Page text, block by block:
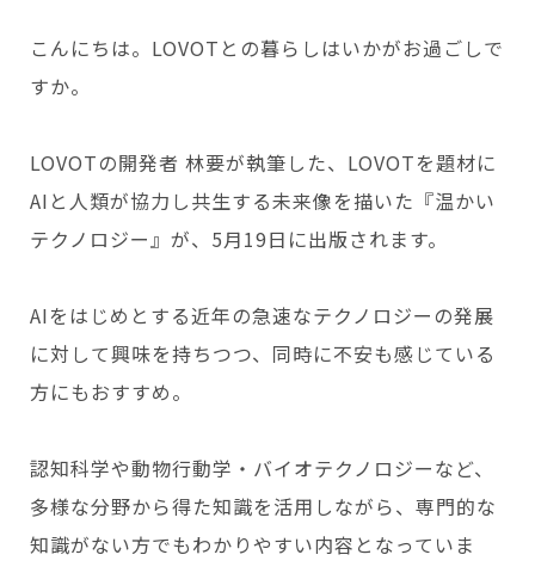
Copyright © GROOVE X, Inc.
こんにちは。LOVOTとの暮らしはいかがお過ごしで
すか。
LOVOTの開発者 林要が執筆した、LOVOTを題材に
AIと人類が協力し共生する未来像を描いた『温かい
テクノロジー』が、5月19日に出版されます。
AIをはじめとする近年の急速なテクノロジーの発展
に対して興味を持ちつつ、同時に不安も感じている
方にもおすすめ。
認知科学や動物行動学・バイオテクノロジーなど、
多様な分野から得た知識を活用しながら、専門的な
知識がない方でもわかりやすい内容となっていま